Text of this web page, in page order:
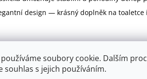
soubory cookie. Dalším
souhlas s jejich používáním.
design — krásný doplněk na toaletce
bavlna / satén
cm